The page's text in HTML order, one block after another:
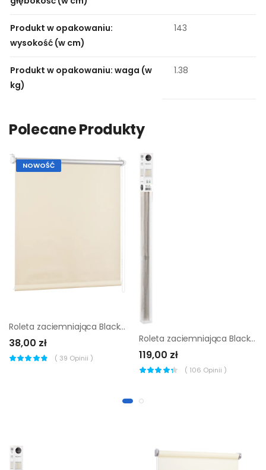
Produkt w opakowaniu:
wysokość (w cm)
143
Produkt w opakowaniu: waga (w
kg)
1.38
Polecane Produkty
NOWOŚĆ
Roleta zaciemniająca Blackout 52 x 150 cm kremowa termoizolacyjna
38,00 zł
( 39 Opinii )
Roleta zaciemniająca Blackout 80 x 160 cm beżowa ze strukturą Inspire
119,00 zł
( 106 Opinii )